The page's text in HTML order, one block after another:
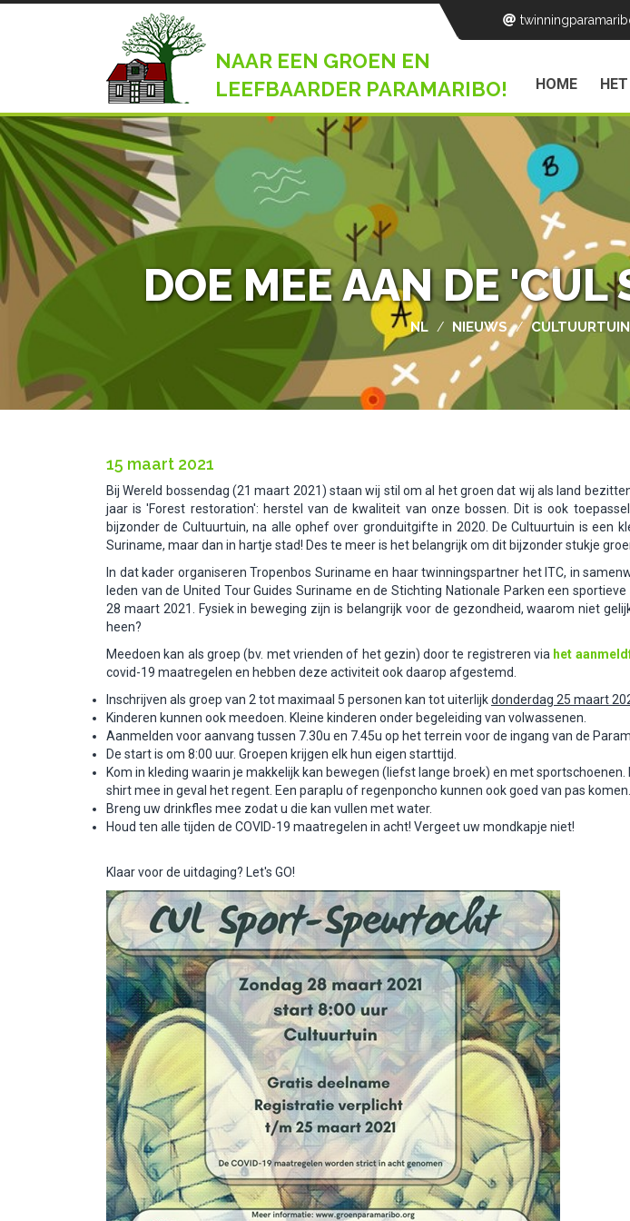
NAAR EEN GROEN EN
LEEFBAARDER PARAMARIBO!
HOME
DOE MEE AAN DE
NL / NIEUWS /
15 maart 2021
Bij Wereld bossendag (21 maart 2021) staan wij stil om al het groen dat wij als land
jaar is 'Forest restoration': herstel van de kwaliteit van onze bossen. Dit is ook
bijzonder de Cultuurtuin, na alle ophef over gronduitgifte in 2020. De Cultuurtuin is een
Suriname, maar dan in hartje stad! Des te meer is het belangrijk om dit bijzonder stukje
In dat kader organiseren Tropenbos Suriname en haar twinningspartner het ITC, in
leden van de United Tour Guides Suriname en de Stichting Nationale Parken een
28 maart 2021. Fysiek in beweging zijn is belangrijk voor de gezondheid, waarom niet
heen?
Meedoen kan als groep (bv. met vrienden of het gezin) door te registreren via het
covid-19 maatregelen en hebben deze activiteit ook daarop afgestemd.
Inschrijven als groep van 2 tot maximaal 5 personen kan tot uiterlijkdonderdag 25 maart
Kinderen kunnen ook meedoen. Kleine kinderen onder begeleiding van volwassenen.
Aanmelden voor aanvang tussen 7.30u en 7.45u op het terrein voor de ingang van de
De start is om 8:00 uur. Groepen krijgen elk hun eigen starttijd.
Kom in kleding waarin je makkelijk kan bewegen (liefst lange broek) en met
shirt mee in geval het regent. Een paraplu of regenponcho kunnen ook goed van pas komen.
Breng uw drinkfles mee zodat u die kan vullen met water.
Houd ten alle tijden de COVID-19 maatregelen in acht! Vergeet uw mondkapje niet!
Klaar voor de uitdaging? Let's GO!